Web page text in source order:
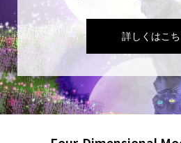
詳しくはこち